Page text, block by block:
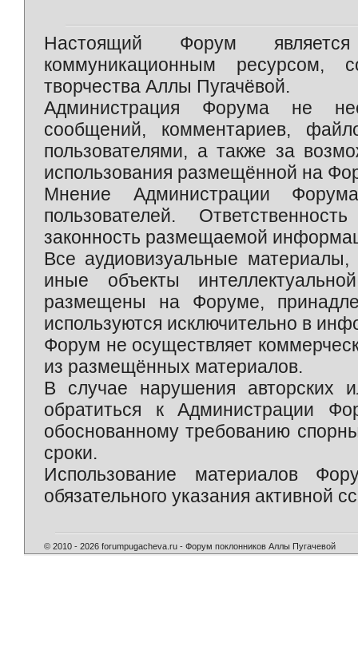
Настоящий Форум является
коммуникационным ресурсом,
творчества Аллы Пугачёвой.
Администрация Форума не
сообщений, комментариев,
пользователями, а также за
использования размещённой на
Мнение Администрации
пользователей.
законность размещаемой
Все аудиовизуальные
иные объекты
размещены на Форуме,
используются исключительно в
Форум не осуществляет
из размещённых материалов.
В случае нарушения авторских
обратиться к Администрации
обоснованному требованию
сроки.
Использование материалов
обязательного указания активной
© 2010 - 2026 forumpugacheva.ru - Форум поклонников Аллы Пугачевой